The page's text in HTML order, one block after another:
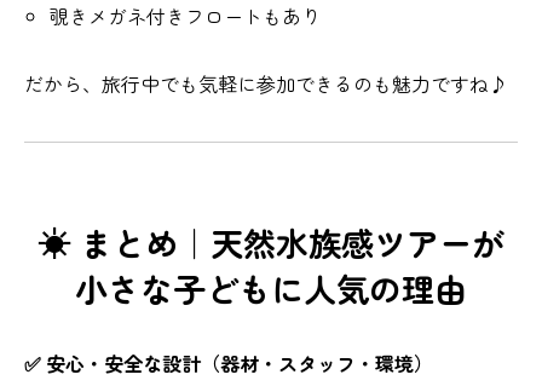
覗きメガネ付きフロートもあり
だから、旅行中でも気軽に参加できるのも魅力ですね♪
☀ まとめ｜天然水族感ツアーが
小さな子どもに人気の理由
✅ 安心・安全な設計（器材・スタッフ・環境）